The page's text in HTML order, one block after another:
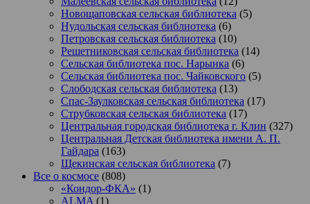
Новощаповская сельская библиотека (5)
Нудольская сельская библиотека (6)
Петровская сельская библиотека (10)
Решетниковская сельская библиотека (14)
Сельская библиотека пос. Нарынка (6)
Сельская библиотека пос. Чайковского (5)
Слободская сельская библиотека (13)
Спас-Заулковская сельская библиотека (17)
Струбковская сельская библиотека (17)
Центральная городская библиотека г. Клин (327)
Центральная Детская библиотека имени А. П.
Гайдара (163)
Щекинская сельская библиотека (7)
Все о космосе (808)
«Кондор-ФКА» (1)
ALMA (1)